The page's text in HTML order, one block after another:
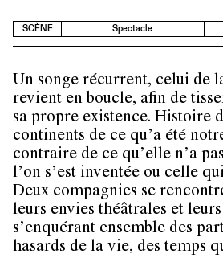
SCÈNE Spectacle
Un songe récurrent, celui de
revient en boucle, afin de
sa propre existence. Histoire
continents de ce qu’a été
contraire de ce qu’elle n’a
l’on s’est inventée ou celle
Deux compagnies se
leurs envies théâtrales et
s’enquérant ensemble des
hasards de la vie, des temps